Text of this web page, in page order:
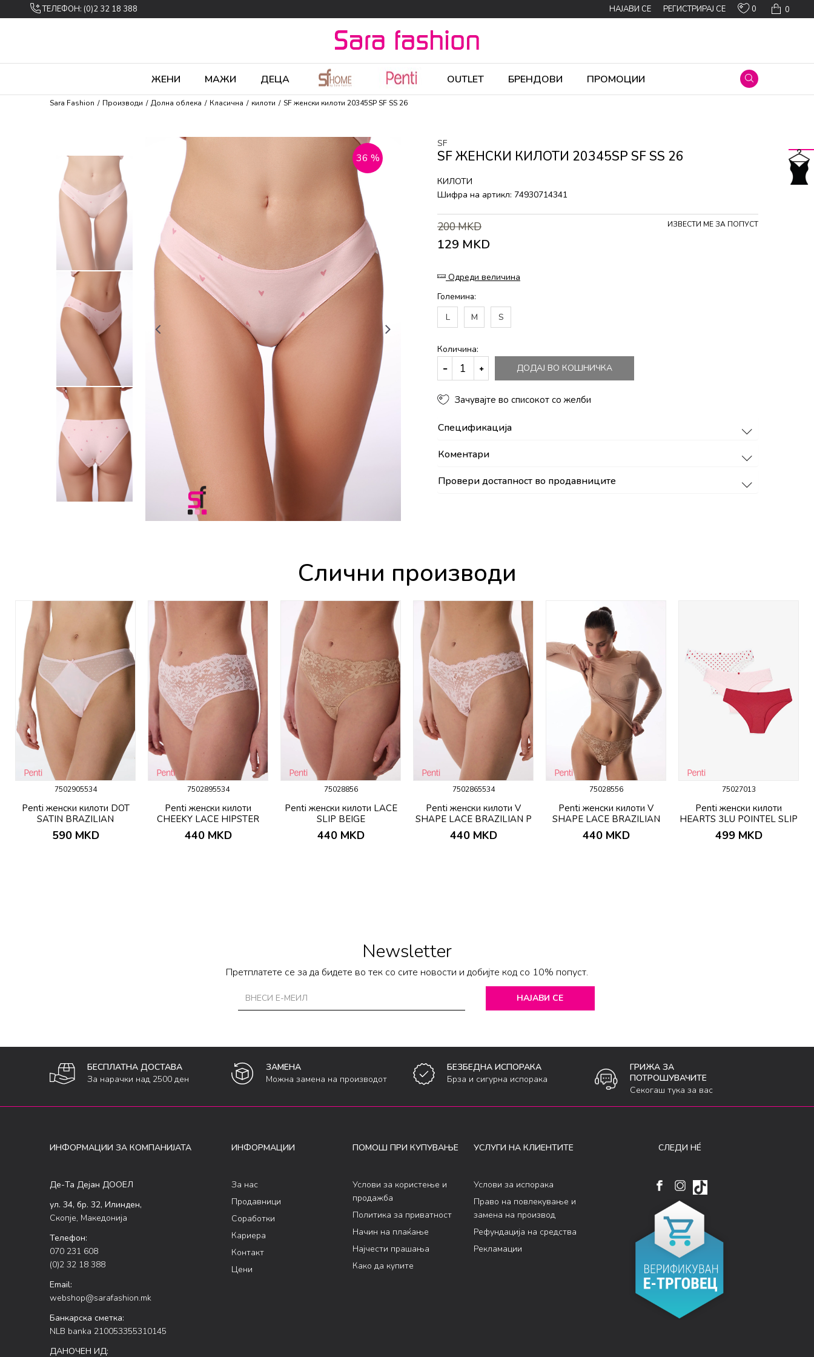
ТЕЛЕФОН: (0)2 32 18 388 0
0
НАЈАВИ СЕ РЕГИСТРИРАЈ СЕ
ЖЕНИ МАЖИ ДЕЦА OUTLET БРЕНДОВИ ПРОМОЦИИ
Sara Fashion Производи Долна облека Класична килоти SF женски килоти 20345SP SF SS 26
36 %
SF
SF ЖЕНСКИ КИЛОТИ 20345SP SF SS 26
КИЛОТИ
Шифра на артикл: 74930714341
200MKD
129 MKD
ИЗВЕСТИ МЕ ЗА ПОПУСТ
Одреди величина
Големина:
L
M S
Количина:
ДОДАЈ ВО КОШНИЧКА
Зачувајте во списокот со желби
Спецификација
Коментари
Провери достапност во продавниците
Слични производи
7502905534
Penti женски килоти DOT
SATIN BRAZILIAN
590 MKD
7502895534
Penti женски килоти
CHEEKY LACE HIPSTER
440 MKD
75028856
Penti женски килоти LACE
SLIP BEIGE
440 MKD
7502865534
Penti женски килоти V
SHAPE LACE BRAZILIAN P
440 MKD
75028556
Penti женски килоти V
SHAPE LACE BRAZILIAN
BEIGE
440 MKD
75027013
Penti женски килоти
HEARTS 3LU POINTEL SLIP
499 MKD
Newsletter
Претплатете се за да бидете во тек со сите новости и добијте код со 10% попуст.
НАЈАВИ СЕ
БЕСПЛАТНА ДОСТАВА
За нарачки над 2500 ден
ЗАМЕНА
Можна замена на производот
БЕЗБЕДНА ИСПОРАКА
Брза и сигурна испорака
ГРИЖА ЗА
ПОТРОШУВАЧИТЕ
Секогаш тука за вас
ИНФОРМАЦИИ ЗА КОМПАНИЈАТА
Де-Та Дејан ДООЕЛ
ул. 34, бр. 32, Илинден,
Скопје, Македонија
Телефон:
070 231 608
(0)2 32 18 388
Email:
webshop@sarafashion.mk
Банкарска сметка:
NLB banka 210053355310145
ДАНОЧЕН ИД:
ИНФОРМАЦИИ
За нас
Продавници
Соработки
Кариера
Контакт
Цени
ПОМОШ ПРИ КУПУВАЊЕ
Услови за користење и
продажба
Политика за приватност
Начин на плаќање
Најчести прашања
Како да купите
УСЛУГИ НА КЛИЕНТИТЕ
Услови за испорака
Право на повлекување и
замена на производ
Рефундација на средства
Рекламации
СЛЕДИ НÉ